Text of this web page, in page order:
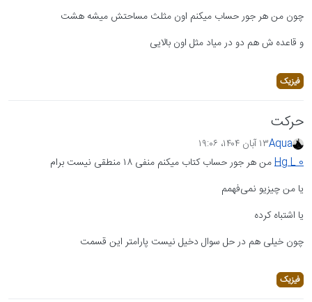
چون من هر جور حساب میکنم اون مثلث مساحتش میشه هشت
و قاعده ش هم دو در میاد مثل اون بالایی
فیزیک
حرکت
Aqua۱۳ آبان ۱۴۰۴،‏ ۱۹:۰۶
Hg L 0من هر جور حساب کتاب میکنم منفی ۱۸ منطقی نیست برام
یا من چیزیو نمی‌فهمم
یا اشتباه کرده
چون خیلی هم در حل سوال دخیل نیست پارامتر این قسمت
فیزیک